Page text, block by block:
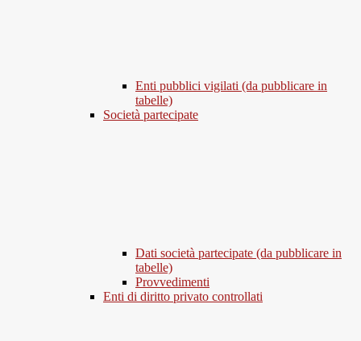
Enti pubblici vigilati (da pubblicare in
tabelle)
Società partecipate
Dati società partecipate (da pubblicare in
tabelle)
Provvedimenti
Enti di diritto privato controllati